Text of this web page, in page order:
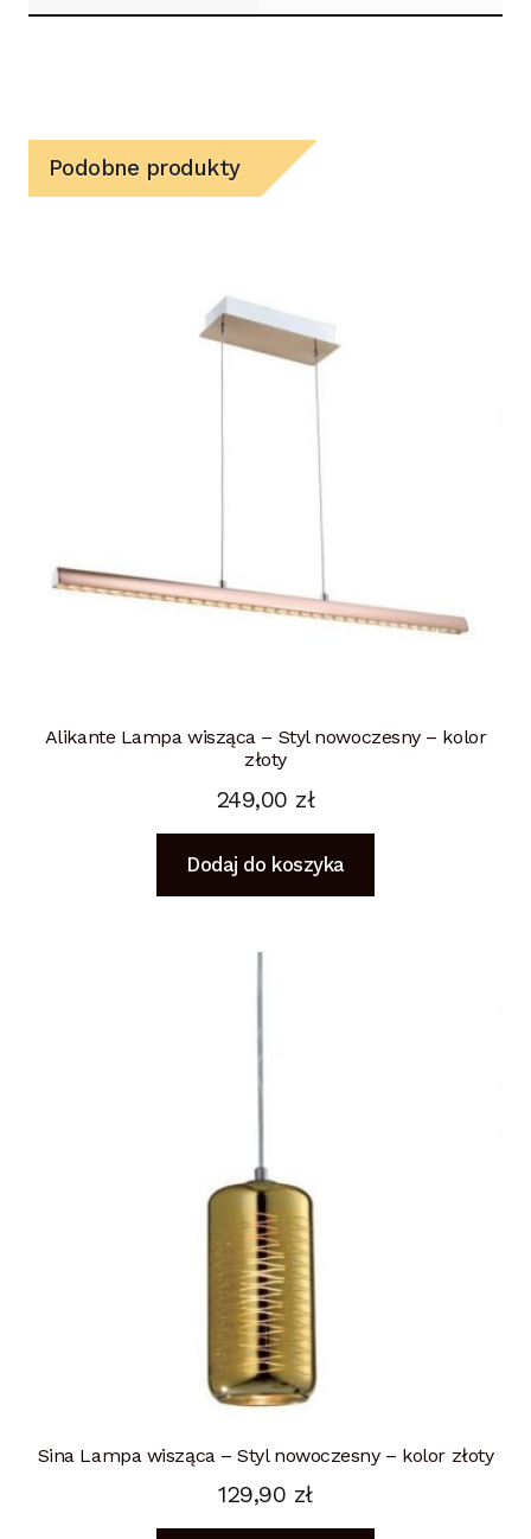
Podobne produkty
Alikante Lampa wisząca – Styl nowoczesny – kolor
złoty
249,00 zł
Dodaj do koszyka
Sina Lampa wisząca – Styl nowoczesny – kolor złoty
129,90 zł